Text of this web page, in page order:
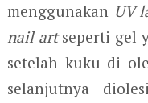
menggunakan UV
nail artseperti gel
setelah kuku di
selanjutnya